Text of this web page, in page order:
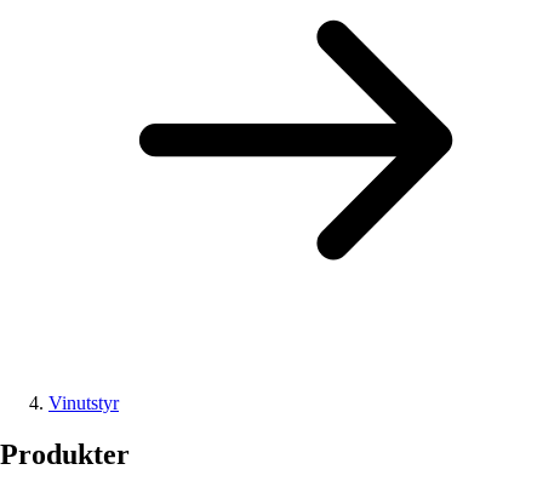
Vinutstyr
Produkter